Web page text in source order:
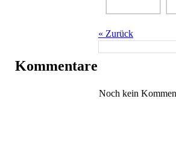
« Zurück
Kommentare
Noch kein